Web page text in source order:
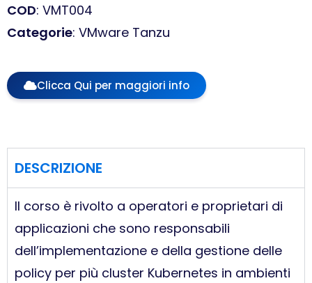
COD: VMT004
Categorie: VMware Tanzu
Clicca Qui per maggiori info
DESCRIZIONE
Il corso è rivolto a operatori e proprietari di
applicazioni che sono responsabili
dell’implementazione e della gestione delle
policy per più cluster Kubernetes in ambienti